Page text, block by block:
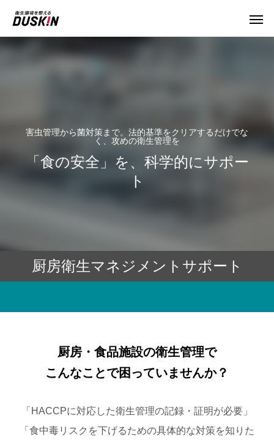
害虫管理から菌対策まで。法的基準をクリアするだけでな
く、攻めの衛生管理を
「食の安全」を、科学的にサポー
ト
厨房衛生マネジメントサポート
厨房・食品施設の衛生管理で
こんなことで困っていませんか？
「HACCPに対応した衛生管理の記録・証明が必要」
「食中毒リスクを下げるための具体的な対策を知りた